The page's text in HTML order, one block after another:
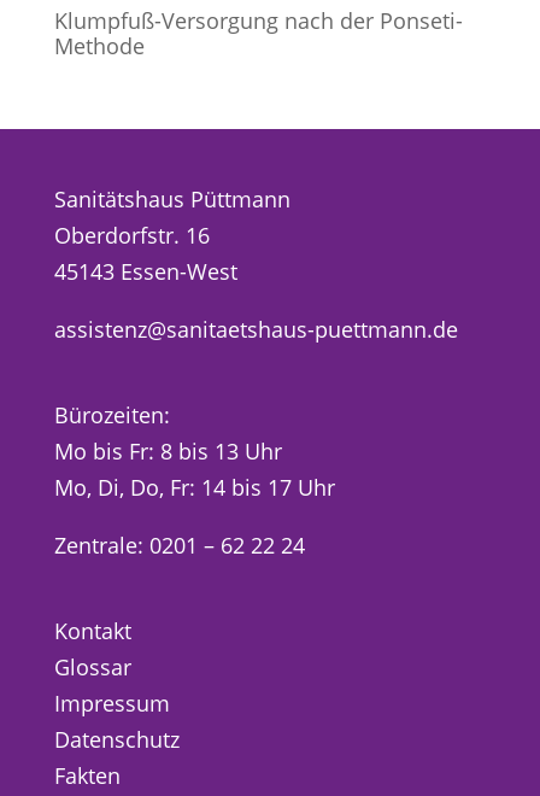
Klumpfuß-Versorgung nach der Ponseti-
Methode
Sanitätshaus Püttmann
Oberdorfstr. 16
45143 Essen-West
assistenz@sanitaetshaus-puettmann.de
Bürozeiten:
Mo bis Fr: 8 bis 13 Uhr
Mo, Di, Do, Fr: 14 bis 17 Uhr
Zentrale: 0201 – 62 22 24
Kontakt
Glossar
Impressum
Datenschutz
Fakten